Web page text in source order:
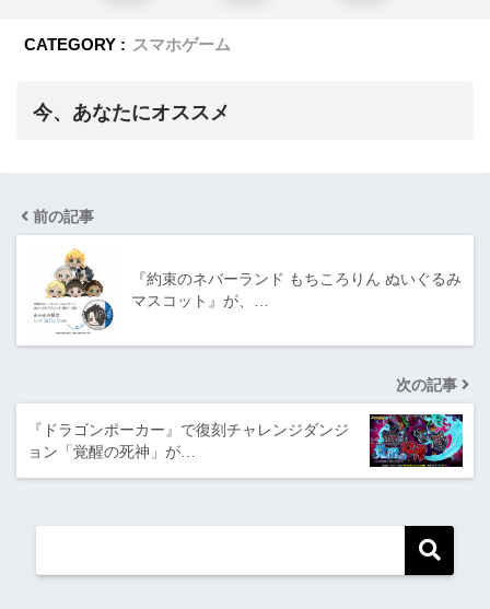
CATEGORY : スマホゲーム
今、あなたにオススメ
前の記事
『約束のネバーランド もちころりん ぬいぐるみ
マスコット』が、…
次の記事
『ドラゴンポーカー』で復刻チャレンジダンジ
ョン「覚醒の死神」が…